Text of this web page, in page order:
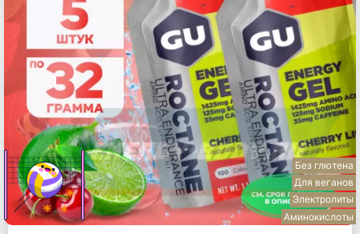
Без глютена
Для веганов
Электролиты
Аминокислоты